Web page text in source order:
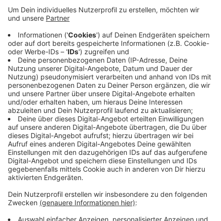
Lehrer wünschen sich bei den Quarantäne-
Entscheidungen des Gesundheitsamtes mehr
Transparenz. Und einige Quarantänemaßnahmen
sollen unnötig lang dauern, weil das
Gesundheitsamt zu wenig Personal habe.
Außerdem machen sich viele Lehrer Sorgen um
das notwendige Lüften. Bei hohen Temperaturen
war das kein Problem, aber jetzt hat die kalte
Jahreszeit begonnen.
Veröffentlicht:Freitag, 25.09.2020 06:00
Anzeige